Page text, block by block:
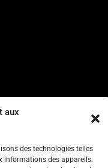
aux
des technologies telles
informations des appareils.